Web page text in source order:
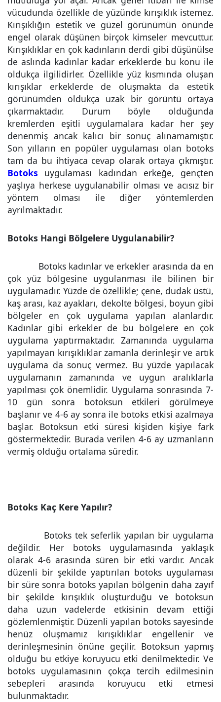
vücudunda özellikle de yüzünde kırışıklık istemez.
Kırışıklığın estetik ve güzel görünümün önünde
engel olarak düşünen birçok kimseler mevcuttur.
Kırışıklıklar en çok kadınların derdi gibi düşünülse
de aslında kadınlar kadar erkeklerde bu konu ile
oldukça ilgilidirler. Özellikle yüz kısmında oluşan
kırışıklar erkeklerde de oluşmakta da estetik
görünümden oldukça uzak bir görüntü ortaya
çıkarmaktadır. Durum böyle olduğunda
kremlerden eşitli uygulamalara kadar her şey
denenmiş ancak kalıcı bir sonuç alınamamıştır.
Son yılların en popüler uygulaması olan botoks
tam da bu ihtiyaca cevap olarak ortaya çıkmıştır.
Botoks uygulaması kadından erkeğe, gençten
yaşlıya herkese uygulanabilir olması ve acısız bir
yöntem olması ile diğer yöntemlerden
ayrılmaktadır.
Botoks Hangi Bölgelere Uygulanabilir?
Botoks kadınlar ve erkekler arasında da en
çok yüz bölgesine uygulanması ile bilinen bir
uygulamadır. Yüzde de özellikle; çene, dudak üstü,
kaş arası, kaz ayakları, dekolte bölgesi, boyun gibi
bölgeler en çok uygulama yapılan alanlardır.
Kadınlar gibi erkekler de bu bölgelere en çok
uygulama yaptırmaktadır. Zamanında uygulama
yapılmayan kırışıklıklar zamanla derinleşir ve artık
uygulama da sonuç vermez. Bu yüzde yapılacak
uygulamanın zamanında ve uygun aralıklarla
yapılması çok önemlidir. Uygulama sonrasında 7-
10 gün sonra botoksun etkileri görülmeye
başlanır ve 4-6 ay sonra ile botoks etkisi azalmaya
başlar. Botoksun etki süresi kişiden kişiye fark
göstermektedir. Burada verilen 4-6 ay uzmanların
vermiş olduğu ortalama süredir.
Botoks Kaç Kere Yapılır?
Botoks tek seferlik yapılan bir uygulama
değildir. Her botoks uygulamasında yaklaşık
olarak 4-6 arasında süren bir etki vardır. Ancak
düzenli bir şekilde yaptırılan botoks uygulaması
bir süre sonra botoks yapılan bölgenin daha zayıf
bir şekilde kırışıklık oluşturduğu ve botoksun
daha uzun vadelerde etkisinin devam ettiği
gözlemlenmiştir. Düzenli yapılan botoks sayesinde
henüz oluşmamız kırışıklıklar engellenir ve
derinleşmesinin önüne geçilir. Botoksun yapmış
olduğu bu etkiye koruyucu etki denilmektedir. Ve
botoks uygulamasının çokça tercih edilmesinin
sebepleri arasında koruyucu etki etmesi
bulunmaktadır.